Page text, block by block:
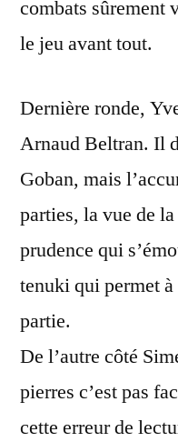
combats sûrement
le jeu avant tout.
Dernière ronde,
Arnaud Beltran. Il
Goban, mais
parties, la vue de
prudence qui
tenuki qui permet
partie.
De l’autre côté
pierres c’est pas
cette erreur de